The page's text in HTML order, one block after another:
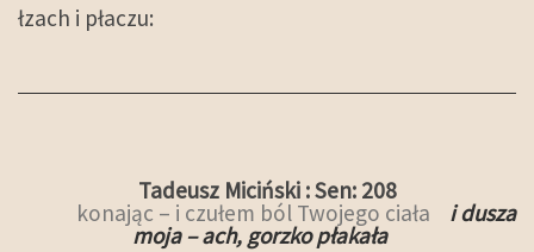
łzach i płaczu:
Tadeusz Miciński : Sen: 208
konając – i czułem ból Twojego ciała i dusza
moja – ach, gorzko płakała